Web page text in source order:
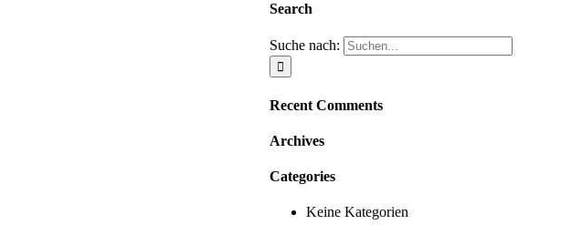
Search
Suche nach:
Recent Comments
Archives
Categories
Keine Kategorien